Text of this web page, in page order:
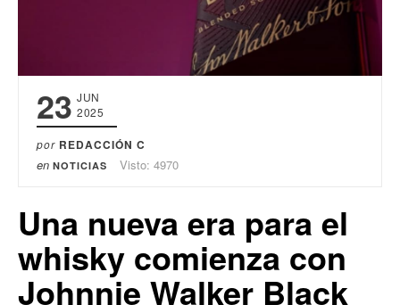
23 JUN
2025
por REDACCIÓN C
en NOTICIAS Visto: 4970
Una nueva era para el
whisky comienza con
Johnnie Walker Black